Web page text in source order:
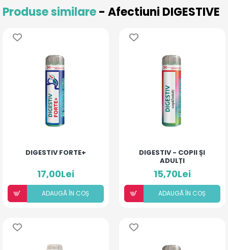
Produse similare- Afectiuni DIGESTIVE
DIGESTIV FORTE+
17,00Lei
ADAUGÃ ÎN COȘ
DIGESTIV - COPII ȘI
ADULȚI
15,70Lei
ADAUGÃ ÎN COȘ